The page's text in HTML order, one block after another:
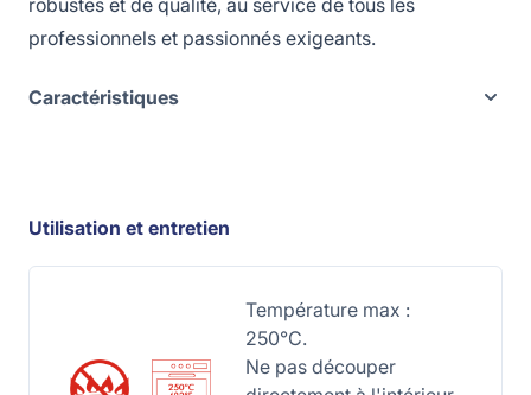
robustes et de qualité, au service de tous les
professionnels et passionnés exigeants.
Caractéristiques
Utilisation et entretien
Température max :
250°C.
Ne pas découper